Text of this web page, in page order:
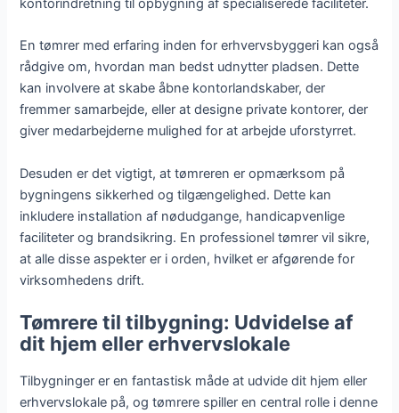
kontorindretning til opbygning af specialiserede faciliteter.
En tømrer med erfaring inden for erhvervsbyggeri kan også
rådgive om, hvordan man bedst udnytter pladsen. Dette
kan involvere at skabe åbne kontorlandskaber, der
fremmer samarbejde, eller at designe private kontorer, der
giver medarbejderne mulighed for at arbejde uforstyrret.
Desuden er det vigtigt, at tømreren er opmærksom på
bygningens sikkerhed og tilgængelighed. Dette kan
inkludere installation af nødudgange, handicapvenlige
faciliteter og brandsikring. En professionel tømrer vil sikre,
at alle disse aspekter er i orden, hvilket er afgørende for
virksomhedens drift.
Tømrere til tilbygning: Udvidelse af
dit hjem eller erhvervslokale
Tilbygninger er en fantastisk måde at udvide dit hjem eller
erhvervslokale på, og tømrere spiller en central rolle i denne